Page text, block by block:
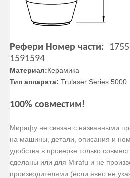
Рефери Номер части:
1591594
Материал:Керамика
Тип аппарата: Trulaser Series 5000
100% совместим!
Мирафу не связан с названными
на машины, детали, описания и
удобства в проверке только
сделаны или для Mirafu и не
производителями (если явно не